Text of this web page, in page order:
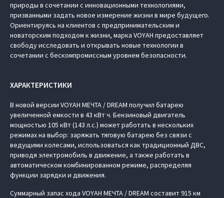
природы в сочетании с инновационными технологиями,
призванными задать новое измерение жизни в мире будущего.
Ориентируясь на клиентов с предпринимательским и
новаторским подходом к жизни, марка VOYAH предоставляет
свободу исследовать и открывать новые технологии в
сочетании с бескомпромиссным уровнем безопасности.
ХАРАКТЕРИСТИКИ
В новой версии VOYAH МЕЧТА / DREAM получил батарею
увеличенной емкости в 43 кВт ч. Бензиновый двигатель
мощностью 105 кВт (143 л.с.) может работать в нескольких
режимах на выбор: заряжать тяговую батарею без связи с
ведущими колесами, использоваться как традиционный ДВС,
приводя электромобиль в движение, а также работать в
автоматическом комбинированном режиме, распределяя
функции зарядки и движения.
Суммарный запас хода VOYAH МЕЧТА / DREAM составит 915 км